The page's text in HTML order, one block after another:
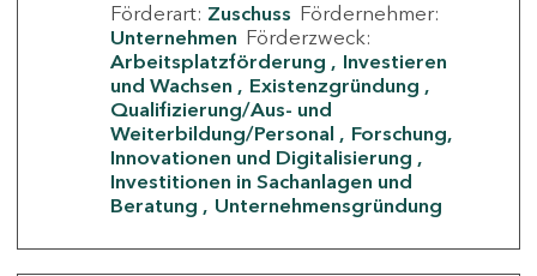
Förderart: Zuschuss Fördernehmer:
Unternehmen Förderzweck:
Arbeitsplatzförderung
Investieren
und Wachsen
Existenzgründung
Qualifizierung/Aus- und
Weiterbildung/Personal
Forschung,
Innovationen und Digitalisierung
Investitionen in Sachanlagen und
Beratung
Unternehmensgründung